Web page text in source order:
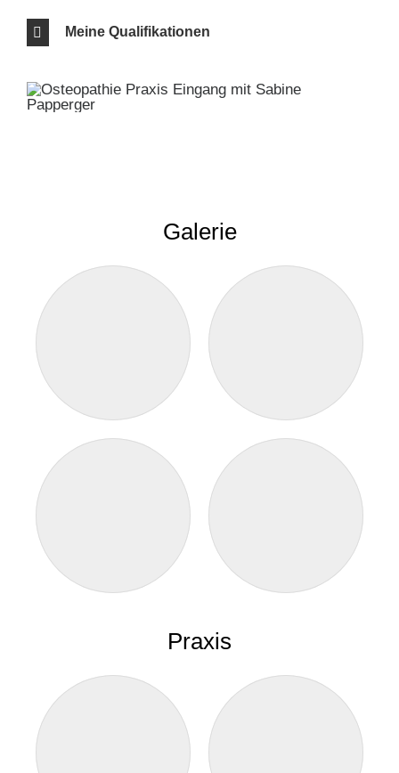
Meine Qualifikationen
Galerie
Praxis